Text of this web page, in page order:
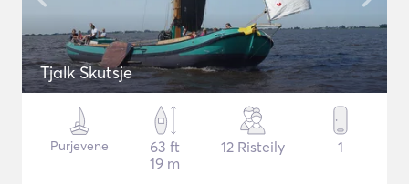
Tjalk Skutsje
Purjevene
63 ft
19 m
12 Risteily 1